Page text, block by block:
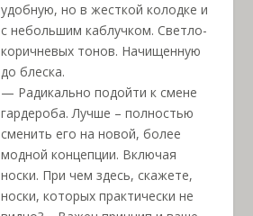
удобную, но в жесткой колодке и
с небольшим каблучком. Светло-
коричневых тонов. Начищенную
до блеска.
— Радикально подойти к смене
гардероба. Лучше – полностью
сменить его на новой, более
модной концепции. Включая
носки. При чем здесь, скажете,
носки, которых практически не